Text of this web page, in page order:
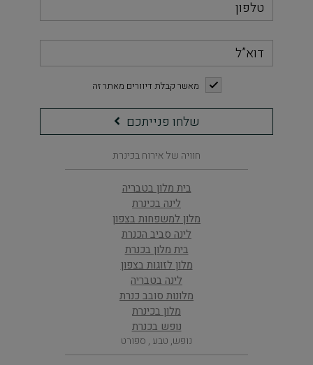
checkbox
מאשר קבלת דיוורים מאתר זה
שלחו
פנייתכם
שלחו פנייתכם
חוויה של אירוח בכינרת
בית מלון בטבריה
לינה בכינרת
מלון למשפחות בצפון
לינה סביב הכנרת
בית מלון בכנרת
מלון לזוגות בצפון
לינה בטבריה
מלונות סובב כנרת
מלון בכינרת
נופש בכנרת
נופש, טבע , ספורט